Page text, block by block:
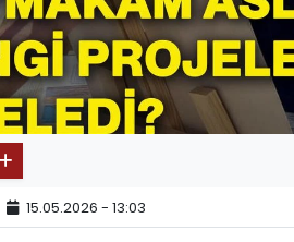
15.05.2026 - 13:03